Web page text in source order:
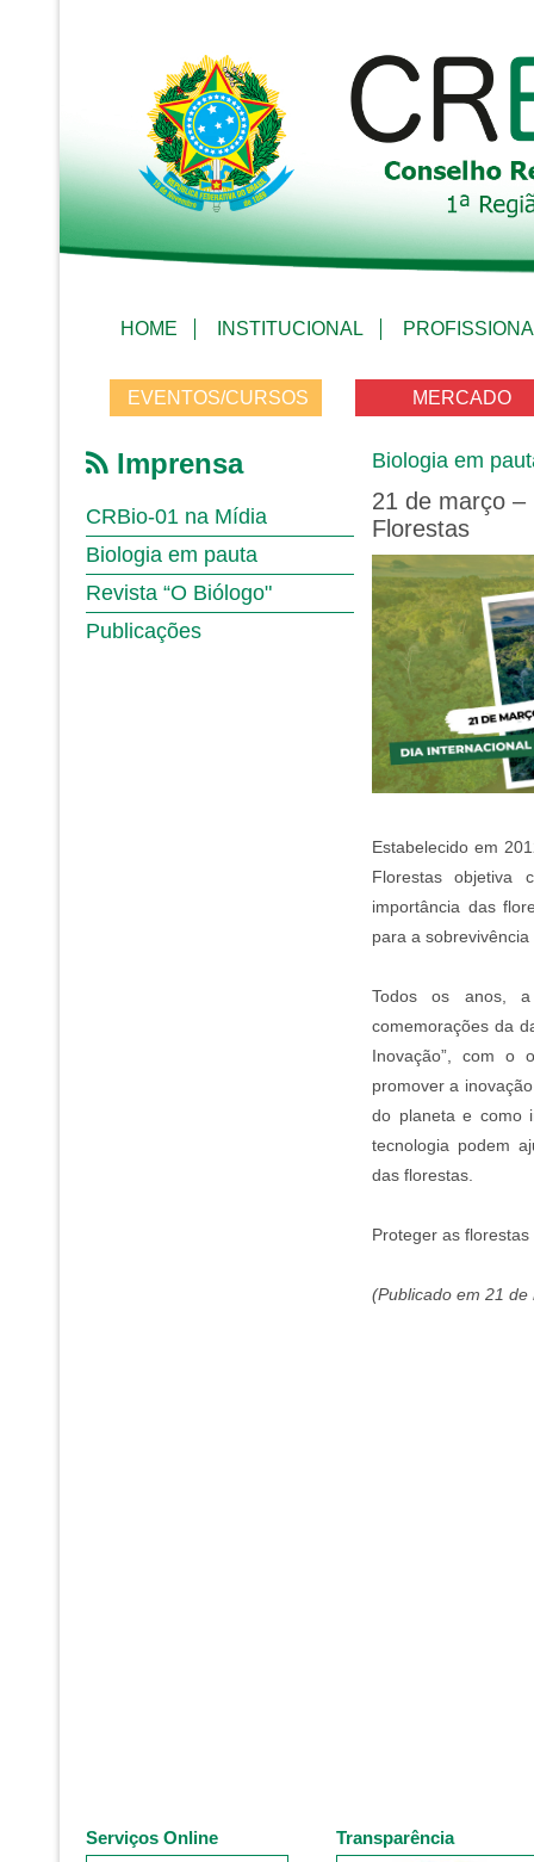
HOME INSTITUCIONAL
EVENTOS/CURSOS MERCADO
Imprensa
CRBio-01 na Mídia
Biologia em pauta
Revista “O Biólogo"
Publicações
Biologia em
21 de março –
Florestas
Estabelecido em
Florestas objetiva
importância das
para a
Todos os anos,
comemorações da
Inovação”, com o
promover a
do planeta e como
tecnologia podem
das florestas.
Proteger as
(Publicado em 21
Serviços Online Transparência